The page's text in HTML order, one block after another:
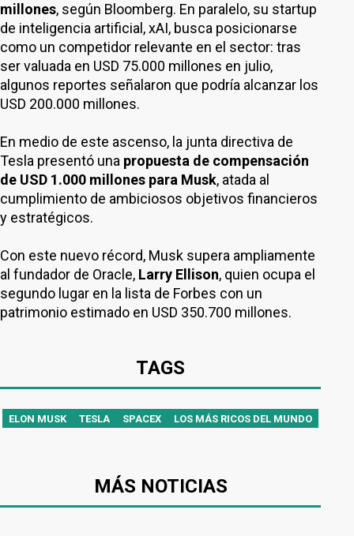
millones, según Bloomberg. En paralelo, su startup
de inteligencia artificial, xAI, busca posicionarse
como un competidor relevante en el sector: tras
ser valuada en USD 75.000 millones en julio,
algunos reportes señalaron que podría alcanzar los
USD 200.000 millones.
En medio de este ascenso, la junta directiva de
Tesla presentó una propuesta de compensación
de USD 1.000 millones para Musk, atada al
cumplimiento de ambiciosos objetivos financieros
y estratégicos.
Con este nuevo récord, Musk supera ampliamente
al fundador de Oracle, Larry Ellison, quien ocupa el
segundo lugar en la lista de Forbes con un
patrimonio estimado en USD 350.700 millones.
TAGS
ELON MUSK TESLA SPACEX LOS MÁS RICOS DEL MUNDO
MÁS NOTICIAS